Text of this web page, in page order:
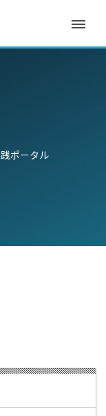
ポータル